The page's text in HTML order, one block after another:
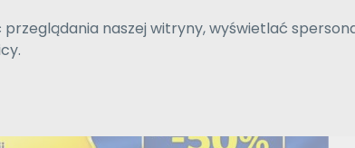
naszej witryny, wyświetlać